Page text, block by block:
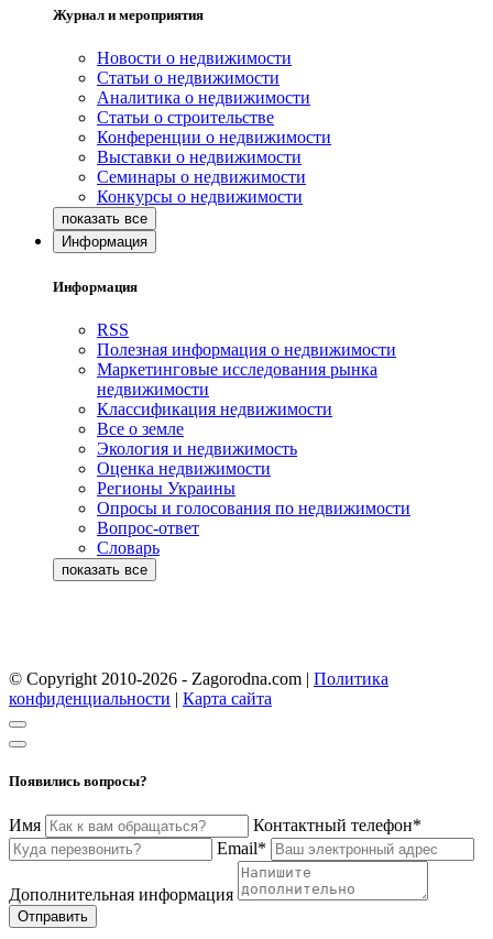
Журнал и мероприятия
Новости о недвижимости
Статьи о недвижимости
Аналитика о недвижимости
Статьи о строительстве
Конференции о недвижимости
Выставки о недвижимости
Семинары о недвижимости
Конкурсы о недвижимости
Информация
Информация
RSS
Полезная информация о недвижимости
Маркетинговые исследования рынка
недвижимости
Классификация недвижимости
Все о земле
Экология и недвижимость
Оценка недвижимости
Регионы Украины
Опросы и голосования по недвижимости
Вопрос-ответ
Словарь
© Copyright 2010-2026 - Zagorodna.com | Политика
конфиденциальности | Карта сайта
Появились вопросы?
Имя
Контактный телефон*
Email*
Дополнительная информация
Отправить